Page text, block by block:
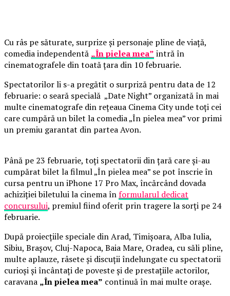
Cu râs pe săturate, surprize și personaje pline de viață,
comedia independentă „În pielea mea” intră în
cinematografele din toată țara din 10 februarie.
Spectatorilor li s-a pregătit o surpriză pentru data de 12
februarie: o seară specială „Date Night” organizată în mai
multe cinematografe din rețeaua Cinema City unde toți cei
care cumpără un bilet la comedia „În pielea mea” vor primi
un premiu garantat din partea Avon.
Până pe 23 februarie, toți spectatorii din țară care și-au
cumpărat bilet la filmul „În pielea mea” se pot înscrie în
cursa pentru un iPhone 17 Pro Max, încărcând dovada
achiziției biletului la cinema înformularul dedicat
concursului, premiul fiind oferit prin tragere la sorți pe 24
februarie.
După proiecțiile speciale din Arad, Timișoara, Alba Iulia,
Sibiu, Brașov, Cluj-Napoca, Baia Mare, Oradea, cu săli pline,
multe aplauze, râsete și discuții îndelungate cu spectatorii
curioși și încântați de poveste și de prestațiile actorilor,
caravana „În pielea mea” continuă în mai multe orașe.